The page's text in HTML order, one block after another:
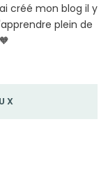
créé mon blog il y
plein de